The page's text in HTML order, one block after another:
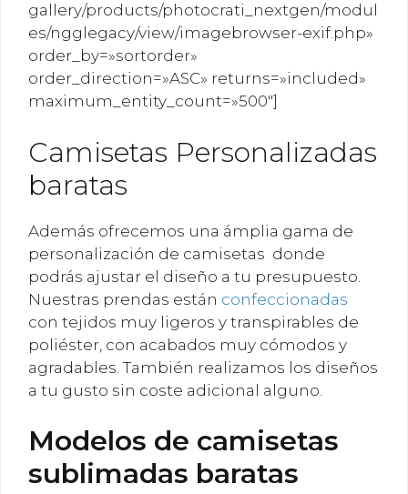
gallery/products/photocrati_nextgen/modul
es/ngglegacy/view/imagebrowser-exif.php»
order_by=»sortorder»
order_direction=»ASC» returns=»included»
maximum_entity_count=»500″]
Camisetas Personalizadas
baratas
Además ofrecemos una ámplia gama de
personalización de camisetas donde
podrás ajustar el diseño a tu presupuesto.
Nuestras prendas están confeccionadas
con tejidos muy ligeros y transpirables de
poliéster, con acabados muy cómodos y
agradables. También realizamos los diseños
a tu gusto sin coste adicional alguno.
Modelos de camisetas
sublimadas baratas